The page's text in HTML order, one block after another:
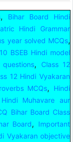
,
Bihar Board Hindi
Hindi Grammar
year solved MCQs,
BSEB Hindi model
,
Class 12
12 Hindi Vyakaran
MCQs,
Hindi
Hindi Muhavare aur
Bihar Board Class
Board,
Important
Vyakaran objective